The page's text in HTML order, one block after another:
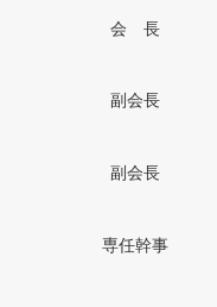
会 長
副会長
副会長
専任幹事